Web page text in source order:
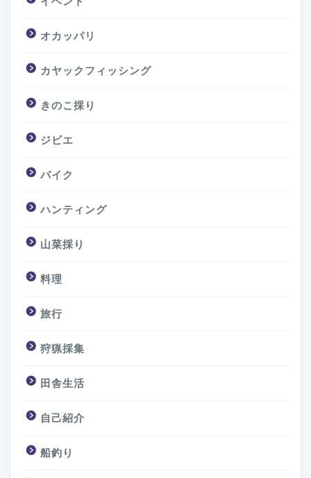
オカッパリ
カヤックフィッシング
きのこ採り
ジビエ
バイク
ハンティング
山菜採り
料理
旅行
狩猟採集
田舎生活
自己紹介
船釣り